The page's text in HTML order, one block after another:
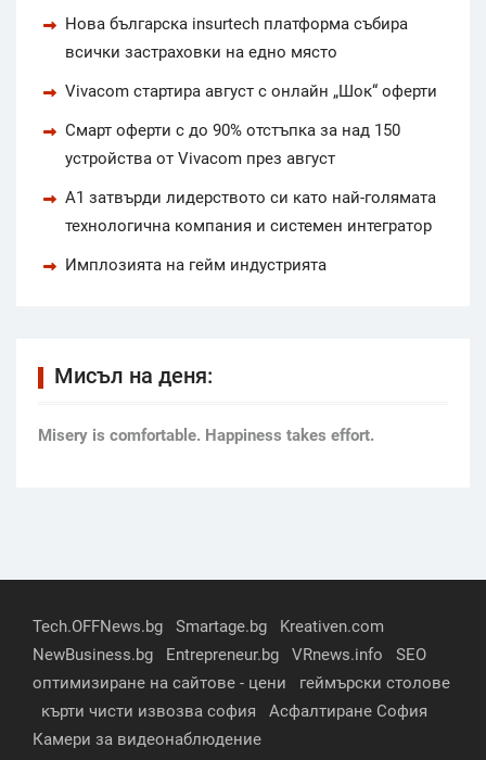
Нова българска insurtech платформа събира
всички застраховки на едно място
Vivacom стартира август с онлайн „Шок“ оферти
Смарт оферти с до 90% отстъпка за над 150
устройства от Vivacom през август
А1 затвърди лидерството си като най-голямата
технологична компания и системен интегратор
Имплозията на гейм индустрията
Мисъл на деня:
Мisery is comfortable. Happiness takes effort.
Tech.OFFNews.bg Smartage.bg
Kreativen.com
NewBusiness.bg
Entrepreneur.bg VRnews.info
SEO
оптимизиране на сайтове - цени
геймърски столове
кърти чисти извозва софия
Асфалтиране София
Камери за видеонаблюдение